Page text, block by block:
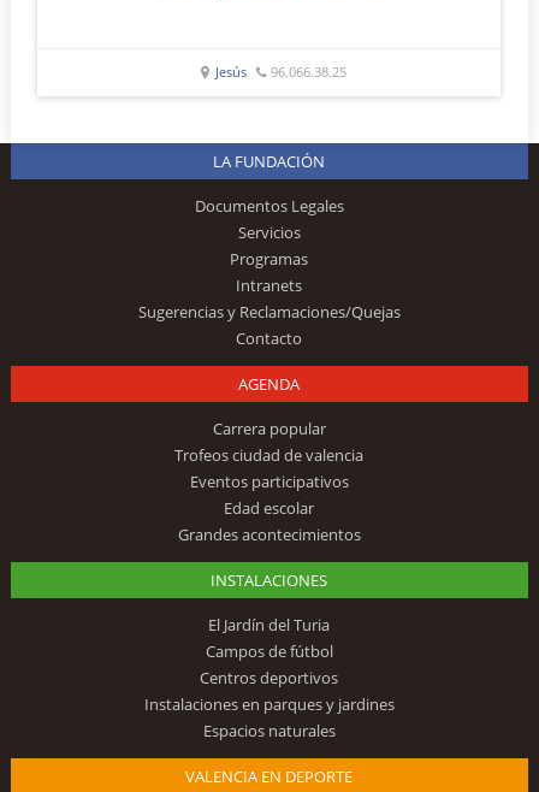
Jesús 96.066.38.25
LA FUNDACIÓN
Documentos Legales
Servicios
Programas
Intranets
Sugerencias y Reclamaciones/Quejas
Contacto
AGENDA
Carrera popular
Trofeos ciudad de valencia
Eventos participativos
Edad escolar
Grandes acontecimientos
INSTALACIONES
El Jardín del Turia
Campos de fútbol
Centros deportivos
Instalaciones en parques y jardines
Espacios naturales
VALENCIA EN DEPORTE